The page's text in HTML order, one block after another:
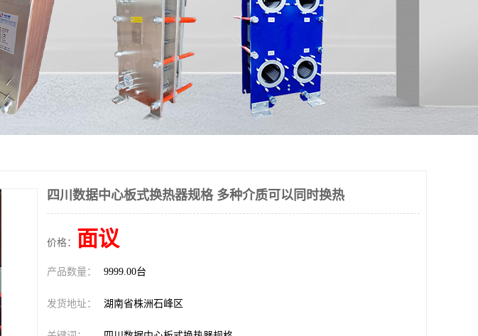
四川数据中心板式换热器规格 多种介质可以同时换热
价格： 面议
产品数量： 9999.00台
发货地址： 湖南省株洲石峰区